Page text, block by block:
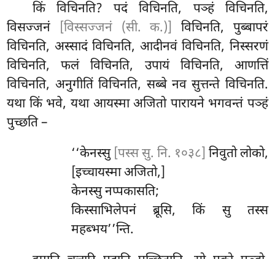
किं विचिनति? पदं विचिनति, पञ्हं विचिनति,
विसज्जनं
[विस्सज्जनं (सी. क.)]
विचिनति, पुब्बापरं
विचिनति, अस्सादं विचिनति, आदीनवं विचिनति, निस्सरणं
विचिनति, फलं विचिनति, उपायं विचिनति, आणत्तिं
विचिनति, अनुगीतिं विचिनति, सब्बे नव सुत्तन्ते विचिनति.
यथा किं भवे, यथा आयस्मा अजितो पारायने भगवन्तं पञ्हं
पुच्छति –
‘‘केनस्सु [पस्स सु. नि. १०३८] निवुतो लोको,
[इच्चायस्मा अजितो,]
केनस्सु नप्पकासति;
किस्साभिलेपनं ब्रूसि, किं सु तस्स
महब्भय’’न्ति.